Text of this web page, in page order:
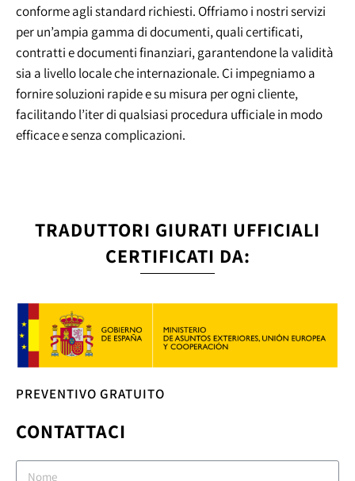
conforme agli standard richiesti. Offriamo i nostri servizi
per un’ampia gamma di documenti, quali certificati,
contratti e documenti finanziari, garantendone la validità
sia a livello locale che internazionale. Ci impegniamo a
fornire soluzioni rapide e su misura per ogni cliente,
facilitando l’iter di qualsiasi procedura ufficiale in modo
efficace e senza complicazioni.
TRADUTTORI GIURATI UFFICIALI
CERTIFICATI DA:
PREVENTIVO GRATUITO
CONTATTACI